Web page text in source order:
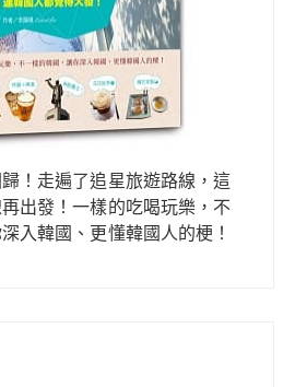
！走遍了追星旅遊路線，這
出發！一樣的吃喝玩樂，不
入韓國、更懂韓國人的梗！